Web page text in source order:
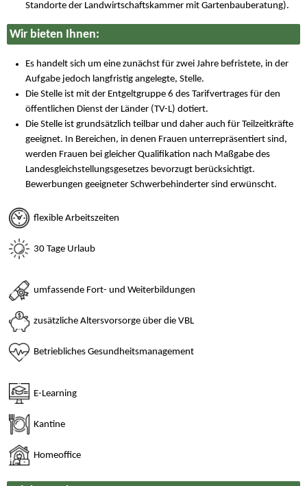
Standorte der Landwirtschaftskammer mit Gartenbauberatung).
Wir bieten Ihnen:
Es handelt sich um eine zunächst für zwei Jahre befristete, in der
Aufgabe jedoch langfristig angelegte, Stelle.
Die Stelle ist mit der Entgeltgruppe 6 des Tarifvertrages für den
öffentlichen Dienst der Länder (TV-L) dotiert.
Die Stelle ist grundsätzlich teilbar und daher auch für Teilzeitkräfte
geeignet. In Bereichen, in denen Frauen unterrepräsentiert sind,
werden Frauen bei gleicher Qualifikation nach Maßgabe des
Landesgleichstellungsgesetzes bevorzugt berücksichtigt.
Bewerbungen geeigneter Schwerbehinderter sind erwünscht.
flexible Arbeitszeiten
30 Tage Urlaub
umfassende Fort- und Weiterbildungen
zusätzliche Altersvorsorge über die VBL
Betriebliches Gesundheitsmanagement
E-Learning
Kantine
Homeoffice